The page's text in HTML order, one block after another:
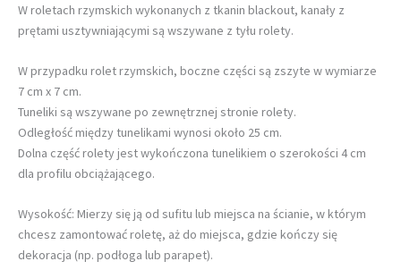
W roletach rzymskich wykonanych z tkanin blackout, kanały z
prętami usztywniającymi są wszywane z tyłu rolety.
W przypadku rolet rzymskich, boczne części są zszyte w wymiarze
7 cm x 7 cm.
Tuneliki są wszywane po zewnętrznej stronie rolety.
Odległość między tunelikami wynosi około 25 cm.
Dolna część rolety jest wykończona tunelikiem o szerokości 4 cm
dla profilu obciążającego.
Wysokość: Mierzy się ją od sufitu lub miejsca na ścianie, w którym
chcesz zamontować roletę, aż do miejsca, gdzie kończy się
dekoracja (np. podłoga lub parapet).